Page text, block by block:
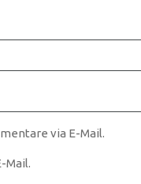
via E-Mail.
Mail.